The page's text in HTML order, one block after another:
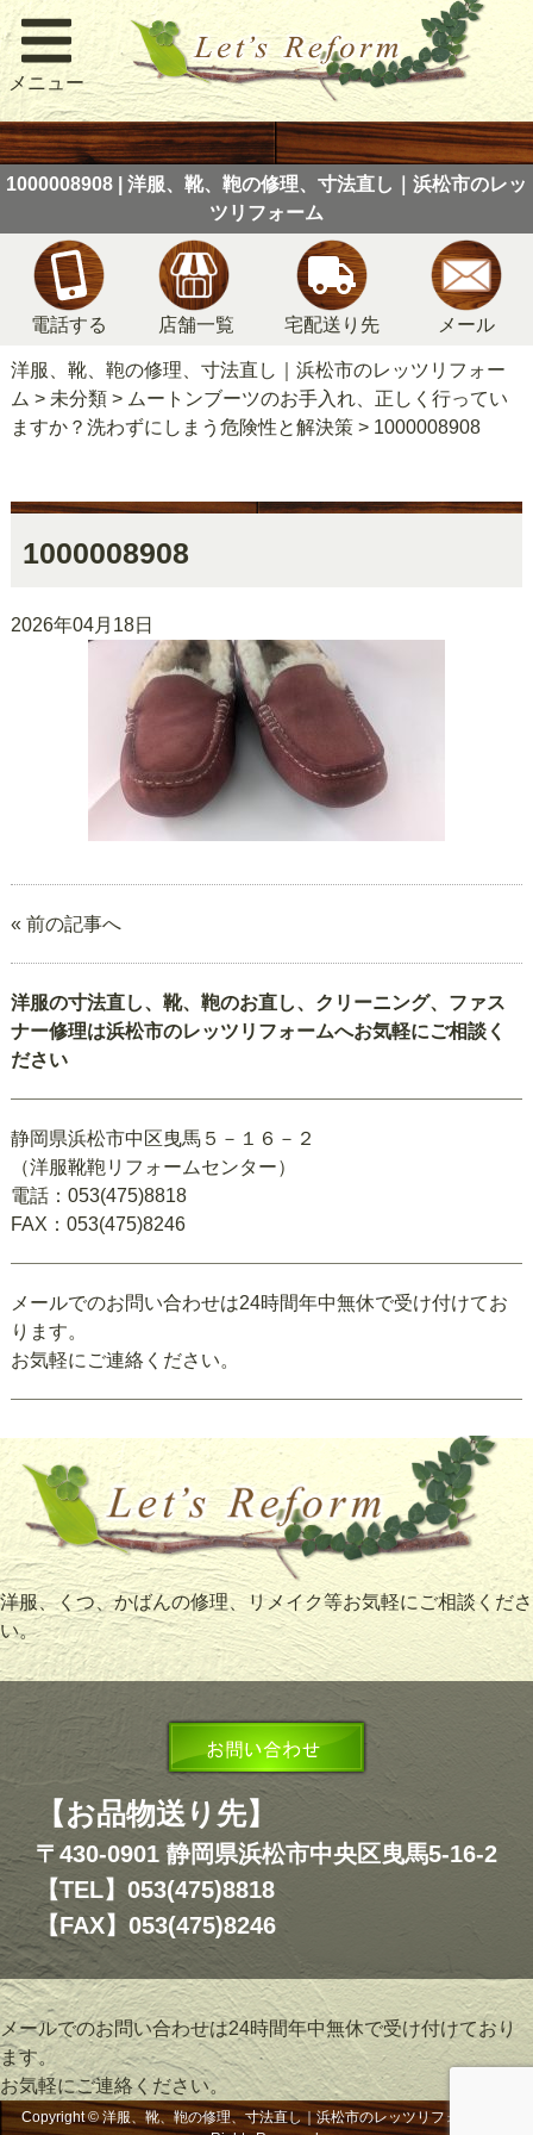
メニュー
1000008908 | 洋服、靴、鞄の修理、寸法直し｜浜松市のレッ
ツリフォーム
電話する 店舗一覧 宅配送り先 メール
洋服、靴、鞄の修理、寸法直し｜浜松市のレッツリフォー
ム > 未分類> ムートンブーツのお手入れ、正しく行ってい
ますか？洗わずにしまう危険性と解決策> 1000008908
1000008908
2026年04月18日
« 前の記事へ
洋服の寸法直し、靴、鞄のお直し、クリーニング、ファス
ナー修理は浜松市のレッツリフォームへお気軽にご相談く
ださい
静岡県浜松市中区曳馬５－１６－２
（洋服靴鞄リフォームセンター）
電話：053(475)8818
FAX：053(475)8246
メールでのお問い合わせは24時間年中無休で受け付けてお
ります。
お気軽にご連絡ください。
洋服、くつ、かばんの修理、リメイク等お気軽にご相談くださ
い。
【お品物送り先】
〒430-0901 静岡県浜松市中央区曳馬5-16-2
【TEL】053(475)8818
【FAX】053(475)8246
メールでのお問い合わせは24時間年中無休で受け付けており
ます。
お気軽にご連絡ください。
Copyright © 洋服、靴、鞄の修理、寸法直し｜浜松市のレッツリフォーム, All